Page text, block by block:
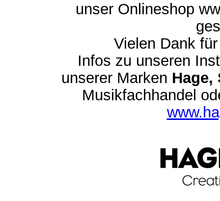
unser Onlineshop
Vielen Dank
Infos zu unseren
unserer Marken Hage,
Musikfachhandel